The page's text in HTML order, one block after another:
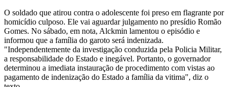
O soldado que atirou contra o adolescente foi preso em flagrante por
homicídio culposo. Ele vai aguardar julgamento no presídio Romão
Gomes. No sábado, em nota, Alckmin lamentou o episódio e
informou que a família do garoto será indenizada.
"Independentemente da investigação conduzida pela Policia Militar,
a responsabilidade do Estado e inegável. Portanto, o governador
determinou a imediata instauração de procedimento com vistas ao
pagamento de indenização do Estado a família da vitima", diz o